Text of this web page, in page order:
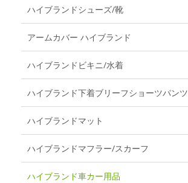
ハイブランドシューズ/靴
アームカバー ハイブランド
ハイブランドビキニ/水着
ハイブランド下着ブリーフショーツパンツ
ハイブランドマット
ハイブランドマフラー/スカーフ
ハイブランド車カー用品